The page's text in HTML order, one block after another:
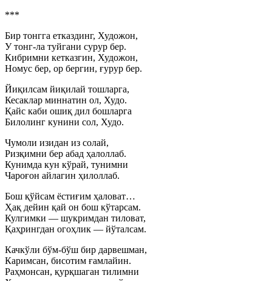
***
Бир тонгга етказдинг, Художон,
У тонг-ла туйгани сурур бер.
Кибримни кетказгин, Художон,
Номус бер, ор бергин, ғурур бер.
Йиқилсам йиқилай тошларга,
Кесаклар миннатин ол, Худо.
Қайс каби ошиқ дил бошларга
Билолинг кунини сол, Худо.
Чумоли изидан из солай,
Ризқимни бер абад ҳалоллаб.
Кунимда кун кўрай, тунимни
Чароғон айлагин ҳилоллаб.
Бош қўйсам ёстиғим ҳаловат…
Ҳақ дейин қай он бош кўтарсам.
Кулгимки — шукримдан тиловат,
Қаҳрингдан огоҳлик — йўталсам.
Качкўли бўм-бўш бир дарвешман,
Каримсан, бисотим ғамлайин.
Раҳмонсан, қурқшаган тилимни